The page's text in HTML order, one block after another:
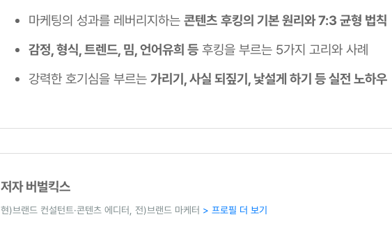
마케팅의 성과를 레버리지하는 콘텐츠 후킹의 기본 원리와 7:3 균형 법칙
감정, 형식, 트렌드, 밈, 언어유희 등 후킹을 부르는 5가지 고리와 사례
강력한 호기심을 부르는 가리기, 사실 되짚기, 낯설게 하기 등 실전 노하우
저자 버벌킥스
현)브랜드 컨설턴트·콘텐츠 에디터, 전)브랜드 마케터 > 프로필 더 보기